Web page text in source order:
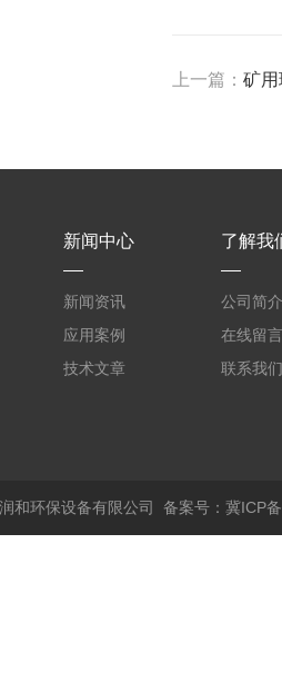
上一篇：矿
新闻中心
新闻资讯
应用案例
技术文章
了解我
公司简介
在线留言
联系我们
和环保设备有限公司 备案号：冀ICP